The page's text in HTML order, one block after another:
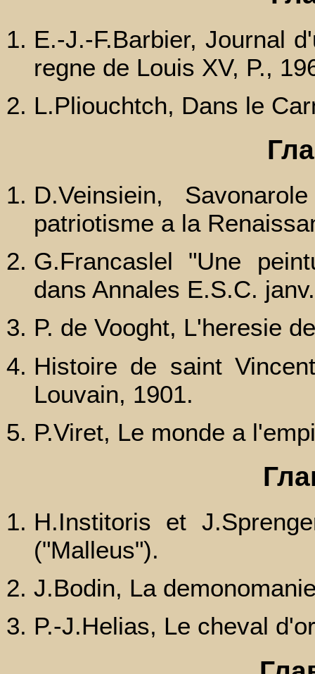
Е.-J.-F.Barbier, Journal
regne de Louis XV, P.,
L.Pliouchtch, Dans le
D.Veinsiein,
patriotisme a la
G.Francaslel "Une
dans Annales E.S.C.
P. de Vooght, L'heresie
Histoire de saint
Louvain, 1901.
P.Viret, Le monde a
H.Institoris et
("Malleus").
J.Bodin, La
P.-J.Helias, Le cheval